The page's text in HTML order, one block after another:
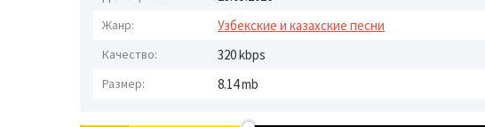
Жанр: Узбекские и казахские песни
Качество: 320 kbps
Размер: 8.14 mb